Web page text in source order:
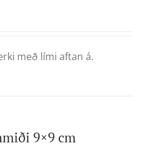
með lími aftan á.
9×9 cm